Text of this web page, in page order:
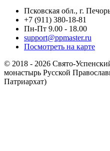
Псковская обл., г.
+7 (911) 380-18-81
Пн-Пт 9.00 - 18.00
support@ppmaster.ru
Посмотреть на карте
© 2018 - 2026 Свято-
монастырь Русской
Патриархат)